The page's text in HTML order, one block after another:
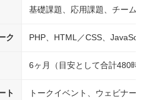
基礎課題、応用課題、チーム開
ク PHP、HTML／CSS、
6ヶ月（目安として合計480時間
ト トークイベント、ウェビナー、